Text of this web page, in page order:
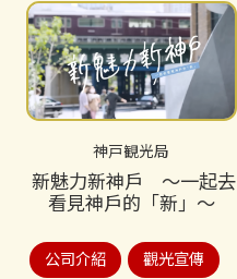
神戸観光局
新魅力新神戶 ～一起去
看見神戶的「新」～
公司介紹 觀光宣傳